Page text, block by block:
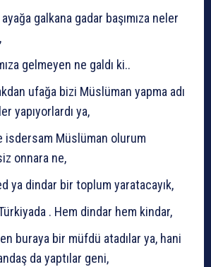
galkana gadar başımıza neler
gelmeyen ne galdı ki..
ufağa bizi Müslüman yapma adı
yapıyorlardı ya,
isdersam Müslüman olurum
onnara ne,
ya dindar bir toplum yaratacayık,
. Hem dindar hem kindar,
buraya bir müfdü atadılar ya, hani
da yaptılar geni,